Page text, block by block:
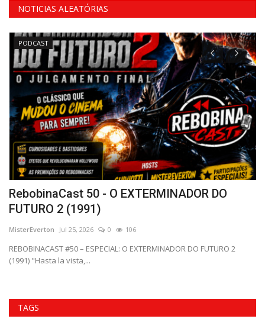
NOTICIAS ALEATÓRIAS
PODCAST
RebobinaCast 50 - O EXTERMINADOR DO
FUTURO 2 (1991)
MisterEverton Jul 25, 2026 0 106
REBOBINACAST #50 – ESPECIAL: O EXTERMINADOR DO FUTURO 2
(1991) "Hasta la vista,...
TAGS